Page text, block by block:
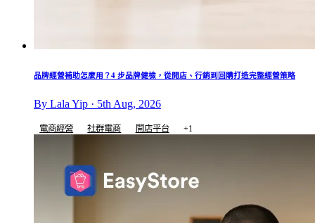
品牌經營補助怎麼用？4 步品牌健檢，從開店、行銷到回購打造完整經營策略
By Lala Yip · 5th Aug, 2026
電商經營 社群電商 開店平台 +1